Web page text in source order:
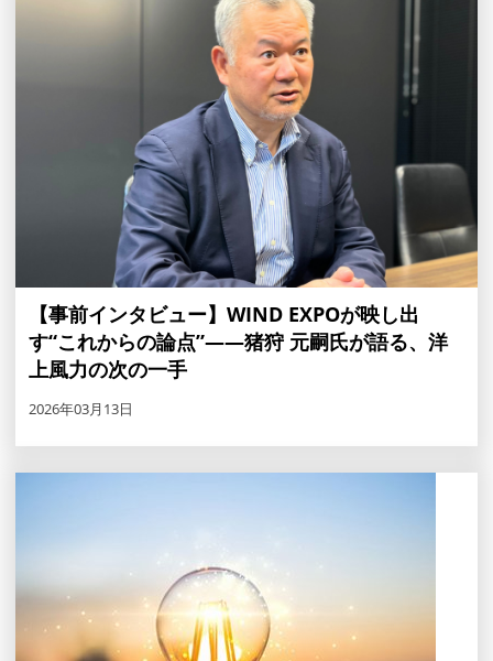
【事前インタビュー】WIND EXPOが映し出
す“これからの論点”――猪狩 元嗣氏が語る、洋
上風力の次の一手
2026年03月13日